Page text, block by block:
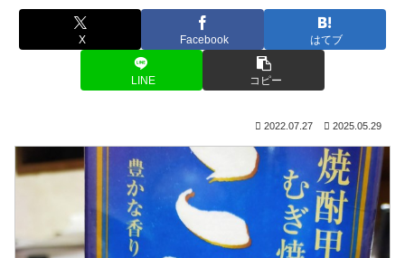
X Facebook はてブ
LINE コピー
2022.07.27 2025.05.29